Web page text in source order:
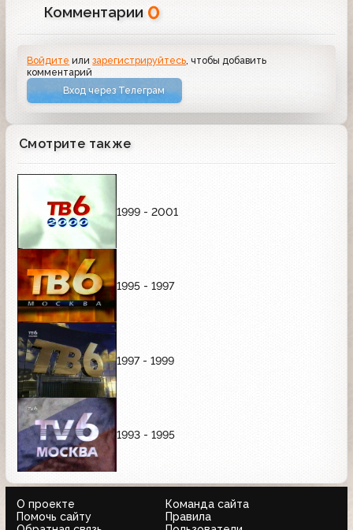
Комментарии 0
Войдите илизарегистрируйтесь , чтобы добавить
комментарий
Вход через Телеграм
Смотрите также
1999 - 2001
1995 - 1997
1997 - 1999
1993 - 1995
О проекте
Команда сайта
Помочь сайту
Правила